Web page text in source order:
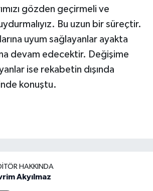
gözden geçirmeli ve
Bu uzun bir süreçtir.
uyum sağlayanlar ayakta
devam edecektir. Değişime
ise rekabetin dışında
konuştu.
HAKKINDA
Akyılmaz